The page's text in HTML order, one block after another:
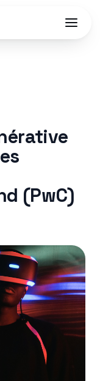
(PwC)